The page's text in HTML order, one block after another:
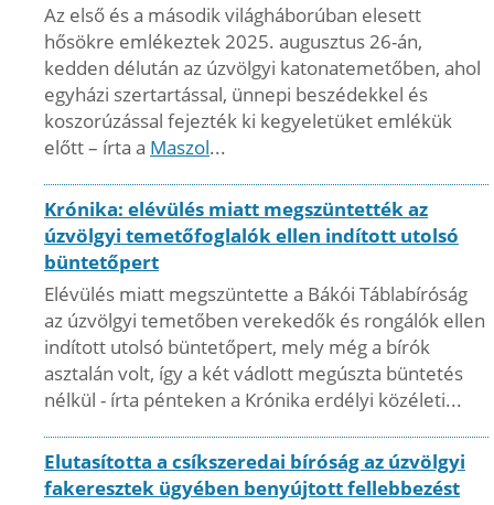
Az első és a második világháborúban elesett
hősökre emlékeztek 2025. augusztus 26-án,
kedden délután az úzvölgyi katonatemetőben, ahol
egyházi szertartással, ünnepi beszédekkel és
koszorúzással fejezték ki kegyeletüket emlékük
előtt – írta a Maszol...
Krónika: elévülés miatt megszüntették az
úzvölgyi temetőfoglalók ellen indított utolsó
büntetőpert
Elévülés miatt megszüntette a Bákói Táblabíróság
az úzvölgyi temetőben verekedők és rongálók ellen
indított utolsó büntetőpert, mely még a bírók
asztalán volt, így a két vádlott megúszta büntetés
nélkül - írta pénteken a Krónika erdélyi közéleti...
Elutasította a csíkszeredai bíróság az úzvölgyi
fakeresztek ügyében benyújtott fellebbezést